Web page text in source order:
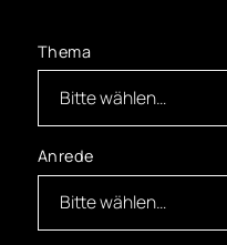
Thema
Anrede